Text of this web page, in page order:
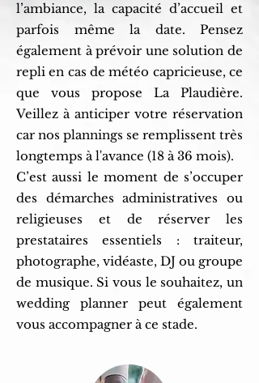
l’ambiance, la capacité d’accueil et
parfois même la date. Pensez
également à prévoir une solution de
repli en cas de météo capricieuse, ce
que vous propose La Plaudière.
Veillez à anticiper votre réservation
car nos plannings se remplissent très
longtemps à l'avance (18 à 36 mois).
C’est aussi le moment de s’occuper
des démarches administratives ou
religieuses et de réserver les
prestataires essentiels : traiteur,
photographe, vidéaste, DJ ou groupe
de musique. Si vous le souhaitez, un
wedding planner peut également
vous accompagner à ce stade.